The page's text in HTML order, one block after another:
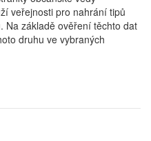
veřejnosti pro nahrání tipů
Na základě ověření těchto dat
druhu ve vybraných